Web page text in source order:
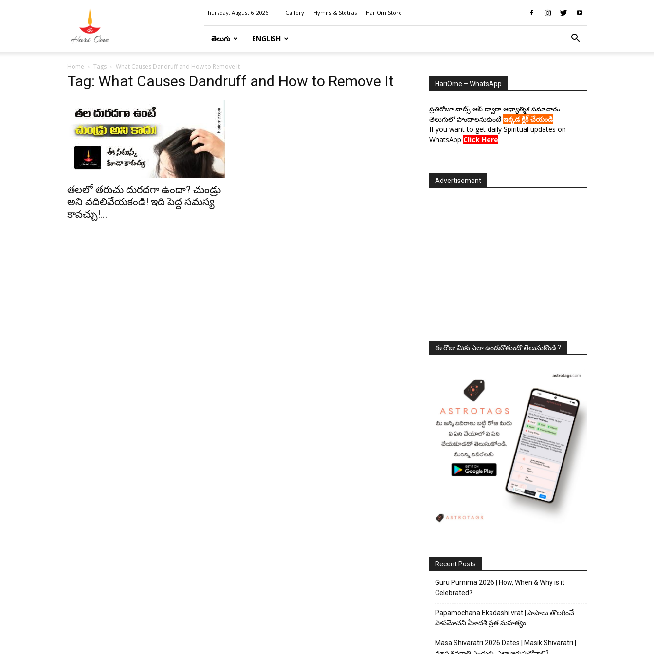
Thursday, August 6, 2026 Gallery Hymns & Stotras HariOm Store
తెలుగు ENGLISH
Home Tags What Causes Dandruff and How to Remove It
Tag: What Causes Dandruff and How to Remove It
తలలో తరుచు దురదగా ఉందా? చుండ్రు
అని వదిలివేయకండి! ఇది పెద్ద సమస్య
కావచ్చు!...
HariOme – WhatsApp
ప్రతిరోజూ వాట్స్ ఆప్ ద్వారా ఆధ్యాత్మిక సమాచారం
తెలుగులో పొందాలనుకుంటే ఇక్కడ క్లిక్ చేయండి
If you want to get daily Spiritual updates on
WhatsApp Click Here
Advertisement
ఈ రోజు మీకు ఎలా ఉండబోతుందో తెలుసుకోండి ?
Recent Posts
Guru Purnima 2026 | How, When & Why is it
Celebrated?
Papamochana Ekadashi vrat | పాపాలు తొలగించే
పాపమోచని ఏకాదశి వ్రత మహత్యం
Masa Shivaratri 2026 Dates | Masik Shivaratri |